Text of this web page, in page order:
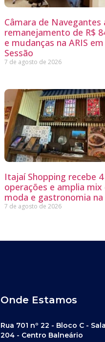
Câmara de Navegantes
remanejamento de R$
e mudanças na ARIS em
Sessão
7 de agosto de 2026
Itajaí Shopping recebe
operações e amplia mix
moda e gastronomia
7 de agosto de 2026
Onde Estamos
Rua 701 nº 22 - Bloco C - Sala
204 - Centro Balneário